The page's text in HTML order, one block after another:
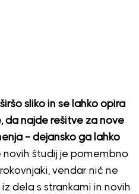
sliko in se lahko opira
da najde rešitve za nove
– dejansko ga lahko
novih študij je pomembno
vendar nič ne
dela s strankami in novih